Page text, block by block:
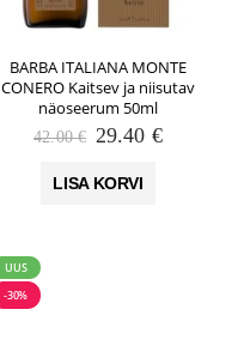
BARBA ITALIANA MONTE
CONERO Kaitsev ja niisutav
näoseerum 50ml
42.00€ Algne
oli:
29.40 €
LISA KORVI
UUS
-30%